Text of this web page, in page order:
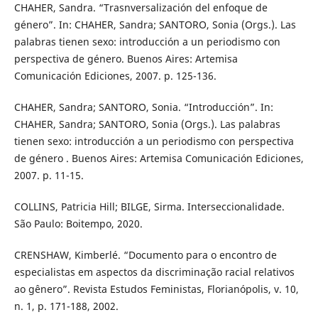
CHAHER, Sandra. “Trasnversalización del enfoque de
género”. In: CHAHER, Sandra; SANTORO, Sonia (Orgs.). Las
palabras tienen sexo: introducción a un periodismo con
perspectiva de género. Buenos Aires: Artemisa
Comunicación Ediciones, 2007. p. 125-136.
CHAHER, Sandra; SANTORO, Sonia. “Introducción”. In:
CHAHER, Sandra; SANTORO, Sonia (Orgs.). Las palabras
tienen sexo: introducción a un periodismo con perspectiva
de género . Buenos Aires: Artemisa Comunicación Ediciones,
2007. p. 11-15.
COLLINS, Patricia Hill; BILGE, Sirma. Interseccionalidade.
São Paulo: Boitempo, 2020.
CRENSHAW, Kimberlé. “Documento para o encontro de
especialistas em aspectos da discriminação racial relativos
ao gênero”. Revista Estudos Feministas, Florianópolis, v. 10,
n. 1, p. 171-188, 2002.